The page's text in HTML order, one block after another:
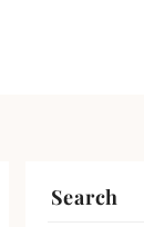
Search